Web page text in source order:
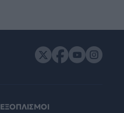
ΕΞΟΠΛΙΣΜΟΙ